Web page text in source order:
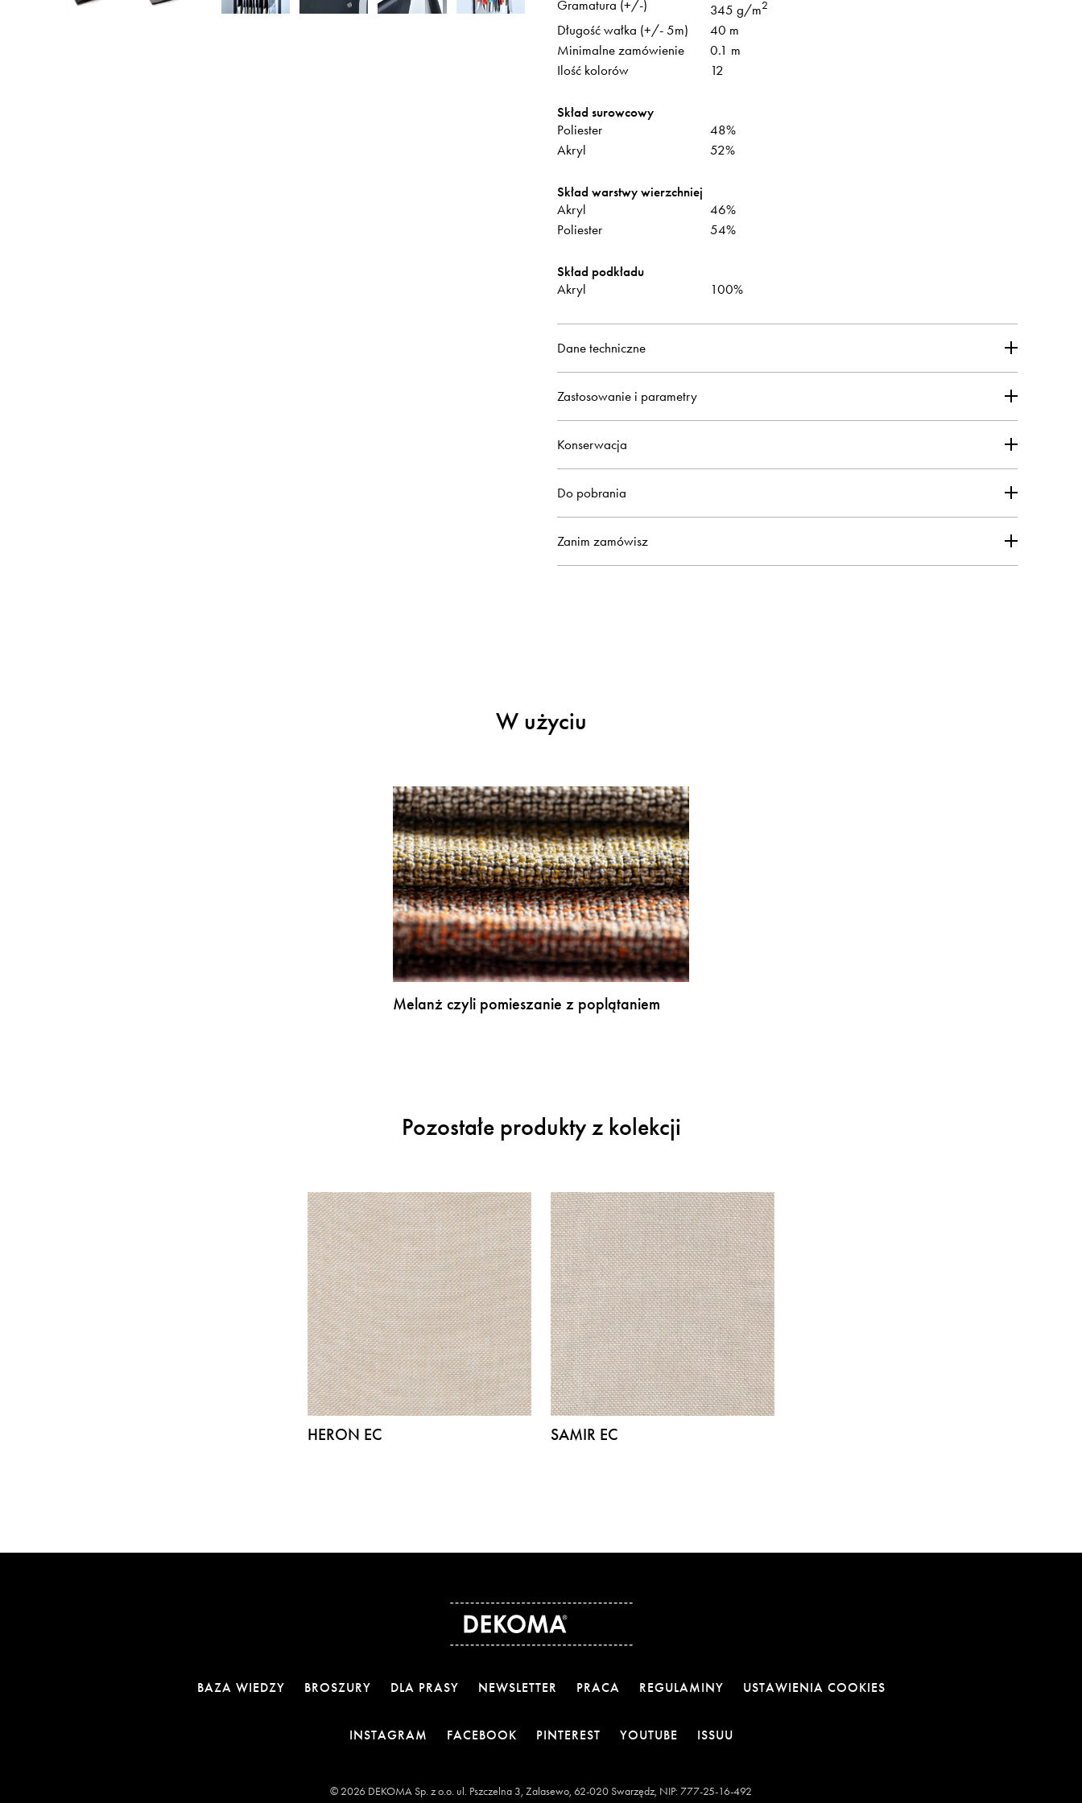
Gramatura (+/-)
345 g/m2
Długość wałka (+/- 5m)
40 m
Minimalne zamówienie
0.1 m
Ilość kolorów
12
Skład surowcowy
Poliester
48%
Akryl
52%
Skład warstwy wierzchniej
Akryl
46%
Poliester
54%
Skład podkładu
Akryl 100%
Dane techniczne
Zastosowanie i parametry
Konserwacja
Do pobrania
Zanim zamówisz
W użyciu
Melanż czyli pomieszanie z poplątaniem
Pozostałe produkty z kolekcji
HERON EC SAMIR EC
BAZA WIEDZY BROSZURY DLA PRASY NEWSLETTER PRACA REGULAMINY USTAWIENIA COOKIES
INSTAGRAM OTWIERA LINK W NOWEJ KARCIE
FACEBOOKOTWIERA LINK W NOWEJ KARCIE
PINTERESTOTWIERA LINK W NOWEJ KARCIE
YOUTUBEOTWIERA LINK W NOWEJ KARCIE
ISSUUOTWIERA LINK W NOWEJ KARCIE
© 2026 DEKOMA Sp. z o.o. ul. Pszczelna 3, Zalasewo, 62-020 Swarzędz, NIP: 777-25-16-492